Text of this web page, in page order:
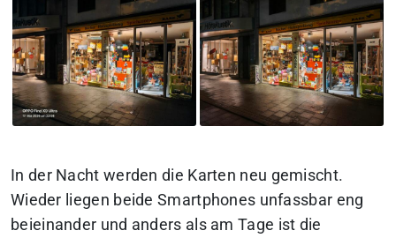
In der Nacht werden die Karten neu gemischt.
Wieder liegen beide Smartphones unfassbar eng
beieinander und anders als am Tage ist die